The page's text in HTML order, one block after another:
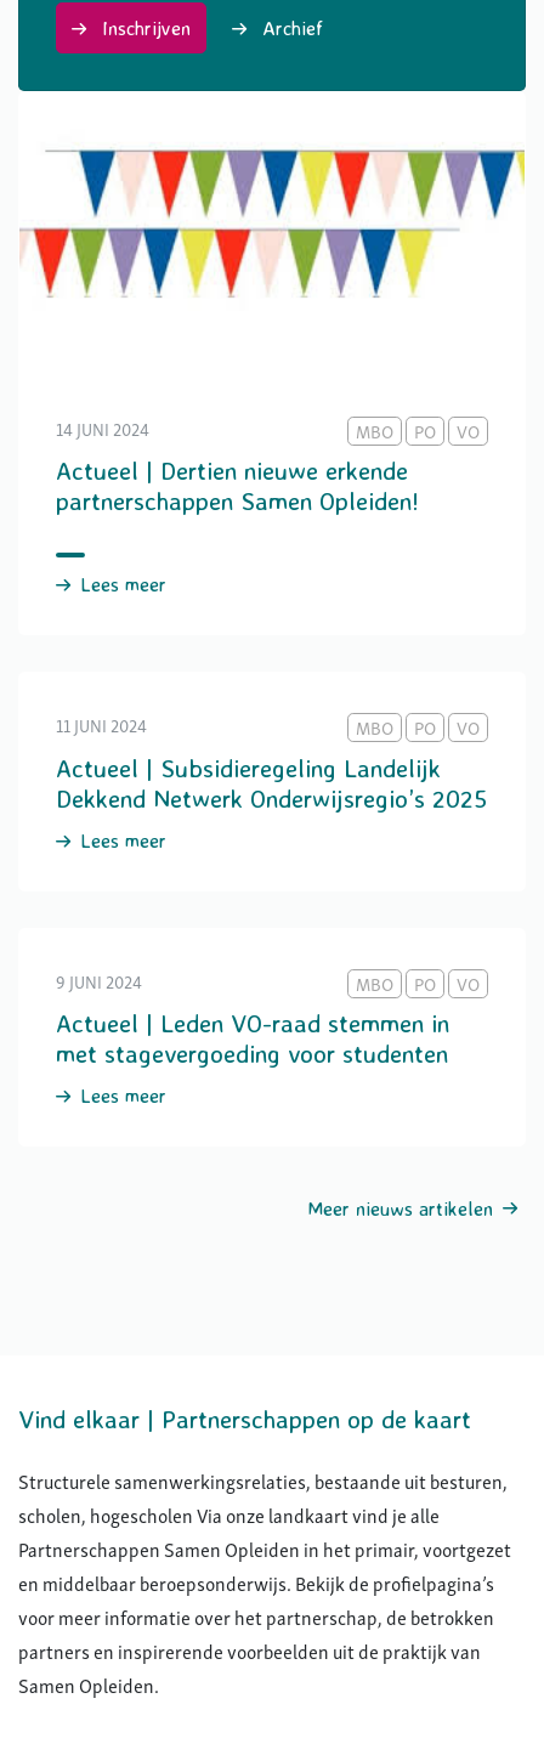
14 JUNI 2024 MBO PO VO
Actueel | Dertien nieuwe erkende
partnerschappen Samen Opleiden!
Lees meer
11 JUNI 2024 MBO PO VO
Actueel | Subsidieregeling Landelijk
Dekkend Netwerk Onderwijsregio’s 2025
Lees meer
9 JUNI 2024 MBO PO VO
Actueel | Leden VO-raad stemmen in
met stagevergoeding voor studenten
Lees meer
Meer nieuws artikelen
Inschrijven Archief
Vind elkaar | Partnerschappen op de kaart
Structurele samenwerkingsrelaties, bestaande uit besturen,
scholen, hogescholen Via onze landkaart vind je alle
Partnerschappen Samen Opleiden in het primair, voortgezet
en middelbaar beroepsonderwijs. Bekijk de profielpagina’s
voor meer informatie over het partnerschap, de betrokken
partners en inspirerende voorbeelden uit de praktijk van
Samen Opleiden.